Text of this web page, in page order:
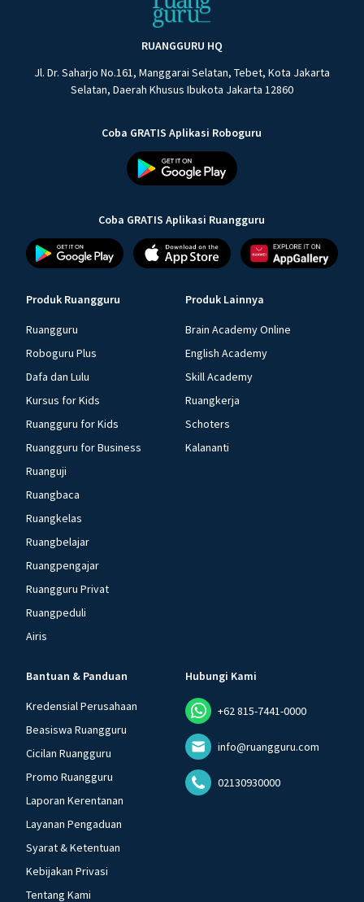
RUANGGURU HQ
Jl. Dr. Saharjo No.161, Manggarai Selatan, Tebet, Kota Jakarta
Selatan, Daerah Khusus Ibukota Jakarta 12860
Coba GRATIS Aplikasi Roboguru
Coba GRATIS Aplikasi Ruangguru
Produk Ruangguru
Ruangguru
Roboguru Plus
Dafa dan Lulu
Kursus for Kids
Ruangguru for Kids
Ruangguru for Business
Ruanguji
Ruangbaca
Ruangkelas
Ruangbelajar
Ruangpengajar
Ruangguru Privat
Ruangpeduli
Airis
Produk Lainnya
Brain Academy Online
English Academy
Skill Academy
Ruangkerja
Schoters
Kalananti
Bantuan & Panduan
Kredensial Perusahaan
Beasiswa Ruangguru
Cicilan Ruangguru
Promo Ruangguru
Laporan Kerentanan
Layanan Pengaduan
Syarat & Ketentuan
Kebijakan Privasi
Tentang Kami
Hubungi Kami
+62 815-7441-0000
info@ruangguru.com
02130930000